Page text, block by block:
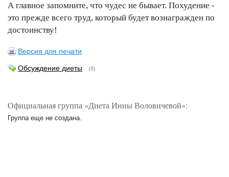
А главное запомните, что чудес не бывает. Похудение -
это прежде всего труд, который будет вознагражден по
достоинству!
Версия для печати
Обсуждение диеты (8)
Официальная группа «Диета Инны Воловичевой»:
Группа еще не создана.